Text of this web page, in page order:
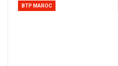
BTP MAROC